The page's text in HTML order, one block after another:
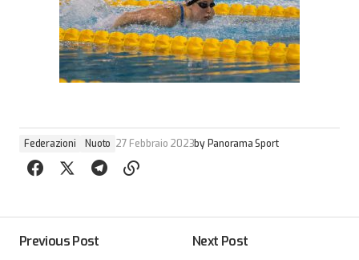
Federazioni Nuoto 27 Febbraio 2023byPanorama Sport
Previous Post
Next Post